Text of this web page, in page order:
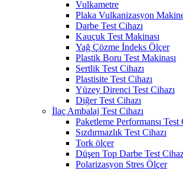
Vulkametre
Plaka Vulkanizasyon
Darbe Test Cihazı
Kauçuk Test Makinası
Yağ Çözme İndeks Ölçer
Plastik Boru Test Makinası
Sertlik Test Cihazı
Plastisite Test Cihazı
Yüzey Direnci Test Cihazı
Diğer Test Cihazı
İlaç Ambalaj Test Cihazı
Paketleme Performansı Test
Sızdırmazlık Test Cihazı
Tork ölçer
Düşen Top Darbe Test
Polarizasyon Stres Ölçer